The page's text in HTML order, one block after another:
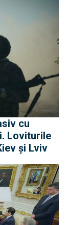
cu
Loviturile
și Lviv